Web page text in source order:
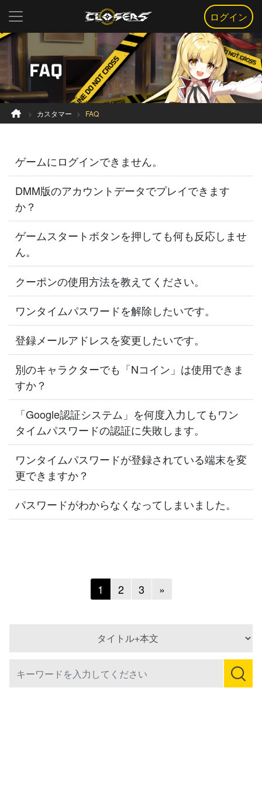
ログイン
カスタマー FAQ
ゲームにログインできません。
DMM版のアカウントデータでプレイできます
か？
ゲームスタートボタンを押しても何も反応しませ
ん。
クーポンの使用方法を教えてください。
ワンタイムパスワードを解除したいです。
登録メールアドレスを変更したいです。
別のキャラクターでも「Nコイン」は使用できま
すか？
「Google認証システム」を何度入力してもワン
タイムパスワードの認証に失敗します。
ワンタイムパスワードが登録されている端末を変
更できますか？
パスワードがわからなくなってしまいました。
1 2 3 »